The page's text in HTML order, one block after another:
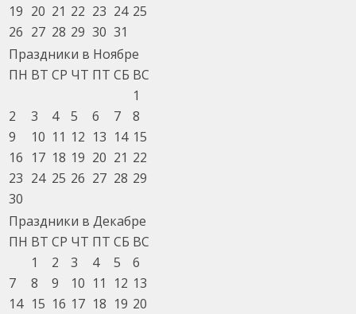
19 20 21 22 23 24 25
26 27 28 29 30 31
Праздники в Ноябре
ПН ВТ СР ЧТ ПТ СБ ВС
1
2
3 4 5 6 7
8
9
10 11 12 13 14 15
16 17 18 19 20 21 22
23 24 25 26 27 28 29
30
Праздники в Декабре
ПН ВТ СР ЧТ ПТ СБ ВС
1
2 3 4 5
6
7
8 9 10 11 12 13
14 15 16 17 18 19 20